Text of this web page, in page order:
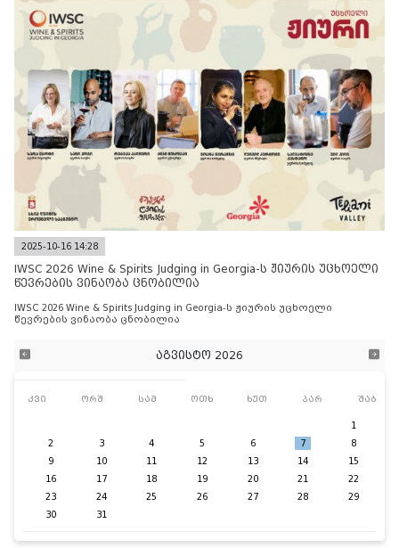
2025-10-16 14:28
IWSC 2026 Wine & Spirits Judging in Georgia-ს ჟიურის უცხოელი
წევრების ვინაობა ცნობილია
IWSC 2026 Wine & Spirits Judging in Georgia-ს ჟიურის უცხოელი
წევრების ვინაობა ცნობილია
აგვისტო 2026
კვი ორშ სამ ოთხ ხუთ პარ შაბ
1
2
3 4 5 6 7
8
9
10 11 12 13 14
15
16
17 18 19 20 21
22
23
24 25 26 27 28
29
30
31